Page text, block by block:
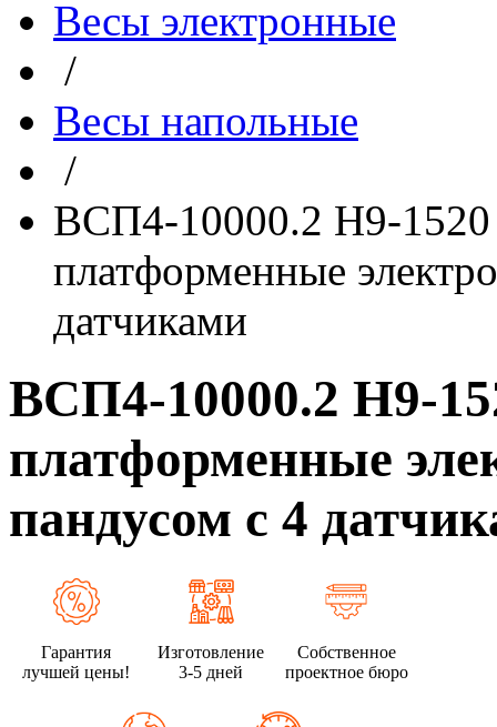
Весы электронные
/
Весы напольные
/
ВСП4-10000.2 Н9-
платформенные
датчиками
ВСП4-10000.2 Н9-
платформенные
пандусом с 4
Гарантия
лучшей цены!
Изготовление
3-5 дней
Собственное
проектное бюро